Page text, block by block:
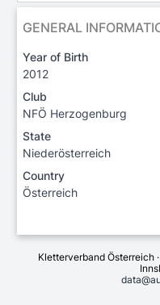
GENERAL
Year of Birth
2012
Club
NFÖ Herzogenburg
State
Niederösterreich
Country
Österreich
Kletterverband Österreich